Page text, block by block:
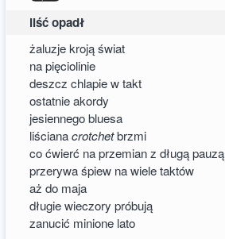
liść opadł
żaluzje kroją świat
na pięciolinie
deszcz chlapie w takt
ostatnie akordy
jesiennego bluesa
liścianacrotchetbrzmi
co ćwierć na przemian z długą pauzą
przerywa śpiew na wiele taktów
aż do maja
długie wieczory próbują
zanucić minione lato